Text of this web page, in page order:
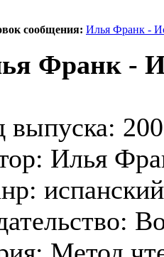
сообщения: Илья Франк -
Франк -
выпуска:
Илья